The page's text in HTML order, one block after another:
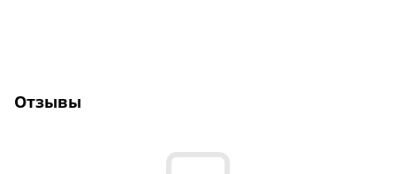
Отзывы